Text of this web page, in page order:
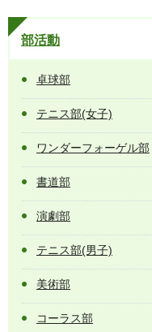
部活動
卓球部
テニス部(女子)
ワンダーフォーゲル部
書道部
演劇部
テニス部(男子)
美術部
コーラス部